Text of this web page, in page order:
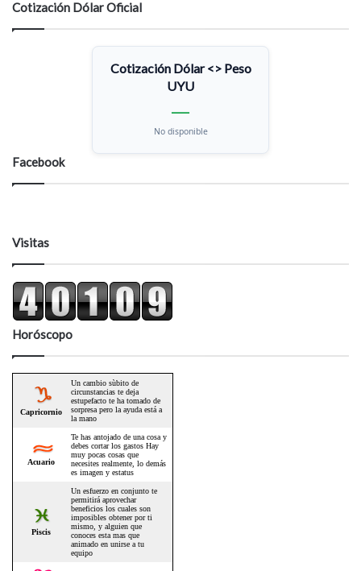
Cotización Dólar Oficial
Cotización Dólar <> Peso
UYU
—
No disponible
Facebook
Visitas
Horóscopo